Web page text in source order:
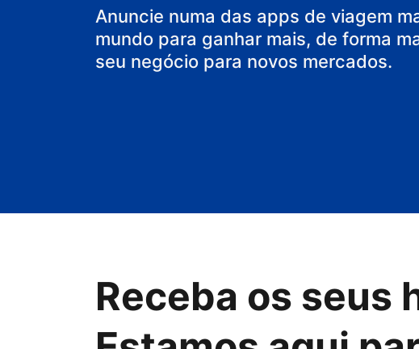
Anuncie numa das apps de viagem
mundo para ganhar mais, de forma
seu negócio para novos mercados.
Receba os seus